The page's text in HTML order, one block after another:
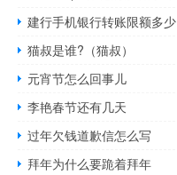
建行手机银行转账限额多少
猫叔是谁?（猫叔）
元宵节怎么回事儿
李艳春节还有几天
过年欠钱道歉信怎么写
拜年为什么要跪着拜年